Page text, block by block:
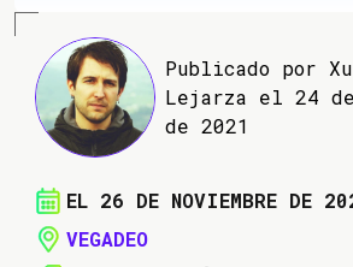
Publicado por
Lejarza el 24
de 2021
EL 26 DE NOVIEMBRE DE
VEGADEO